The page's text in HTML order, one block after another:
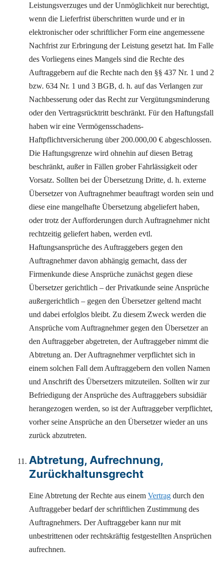
Leistungsverzuges und der Unmöglichkeit nur berechtigt,
wenn die Lieferfrist überschritten wurde und er in
elektronischer oder schriftlicher Form eine angemessene
Nachfrist zur Erbringung der Leistung gesetzt hat. Im Falle
des Vorliegens eines Mangels sind die Rechte des
Auftraggebern auf die Rechte nach den §§ 437 Nr. 1 und 2
bzw. 634 Nr. 1 und 3 BGB, d. h. auf das Verlangen zur
Nachbesserung oder das Recht zur Vergütungsminderung
oder den Vertragsrücktritt beschränkt. Für den Haftungsfall
haben wir eine Vermögensschadens-
Haftpflichtversicherung über 200.000,00 € abgeschlossen.
Die Haftungsgrenze wird ohnehin auf diesen Betrag
beschränkt, außer in Fällen grober Fahrlässigkeit oder
Vorsatz. Sollten bei der Übersetzung Dritte, d. h. externe
Übersetzer von Auftragnehmer beauftragt worden sein und
diese eine mangelhafte Übersetzung abgeliefert haben,
oder trotz der Aufforderungen durch Auftragnehmer nicht
rechtzeitig geliefert haben, werden evtl.
Haftungsansprüche des Auftraggebers gegen den
Auftragnehmer davon abhängig gemacht, dass der
Firmenkunde diese Ansprüche zunächst gegen diese
Übersetzer gerichtlich – der Privatkunde seine Ansprüche
außergerichtlich – gegen den Übersetzer geltend macht
und dabei erfolglos bleibt. Zu diesem Zweck werden die
Ansprüche vom Auftragnehmer gegen den Übersetzer an
den Auftraggeber abgetreten, der Auftraggeber nimmt die
Abtretung an. Der Auftragnehmer verpflichtet sich in
einem solchen Fall dem Auftraggebern den vollen Namen
und Anschrift des Übersetzers mitzuteilen. Sollten wir zur
Befriedigung der Ansprüche des Auftraggebers subsidiär
herangezogen werden, so ist der Auftraggeber verpflichtet,
vorher seine Ansprüche an den Übersetzer wieder an uns
zurück abzutreten.
Abtretung, Aufrechnung,
Zurückhaltunsgrecht
Eine Abtretung der Rechte aus einem Vertrag durch den
Auftraggeber bedarf der schriftlichen Zustimmung des
Auftragnehmers. Der Auftraggeber kann nur mit
unbestrittenen oder rechtskräftig festgestellten Ansprüchen
aufrechnen.